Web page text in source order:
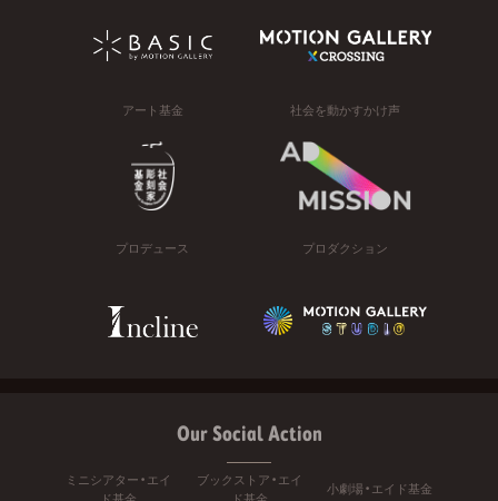
アート基金 社会を動かすかけ声
プロデュース プロダクション
Our Social Action
ミニシアター・エイ
ブックストア・エイ
小劇場・エイド基金